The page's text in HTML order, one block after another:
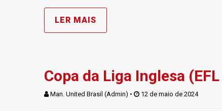
LER MAIS
Copa da Liga Inglesa
Man. United Brasil (Admin) • 12 de maio de 2024